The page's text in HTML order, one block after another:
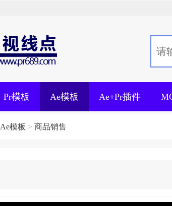
Pr模板 Ae模板 Ae+Pr插件
Ae模板 > 商品销售